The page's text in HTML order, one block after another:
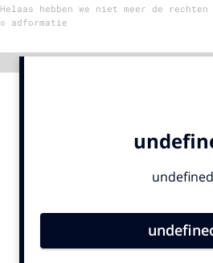
Events
Carriere
Helaas hebben we niet meer de
© adformatie